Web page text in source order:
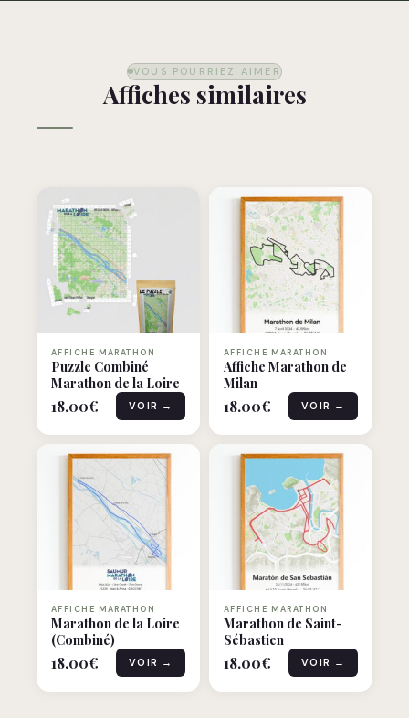
VOUS POURRIEZ AIMER
Affiches similaires
AFFICHE MARATHON
Puzzle Combiné
Marathon de la Loire
18.00€ VOIR →
AFFICHE MARATHON
Affiche Marathon de
Milan
18.00€ VOIR →
AFFICHE MARATHON
Marathon de la Loire
(Combiné)
18.00€ VOIR →
AFFICHE MARATHON
Marathon de Saint-
Sébastien
18.00€ VOIR →